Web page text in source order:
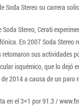
Soda Stereo su carrera
Soda Stereo, Cerati
En 2007 Soda Stereo
retomaron sus actividades
isquémico, que lo dejó
2014 a causa de un paro
en el 3×1 por 91.3 /